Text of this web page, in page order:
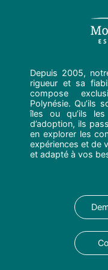
Depuis 2005,
rigueur et sa
compose
Polynésie. Qu’ils
îles ou qu’ils
d’adoption, ils
en explorer les
expériences et de
et adapté à vos